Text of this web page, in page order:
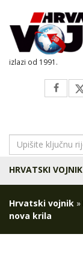
izlazi od 1991.
HRVATSKI VOJNIK
Hrvatski vojnik »
nova krila